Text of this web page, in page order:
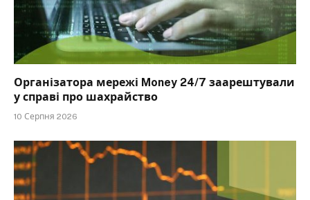
Організатора мережі Money 24/7 заарештували
у справі про шахрайство
10 Серпня 2026